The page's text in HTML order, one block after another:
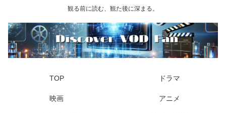
観る前に読む、観た後に深まる。
TOP ドラマ
映画 アニメ